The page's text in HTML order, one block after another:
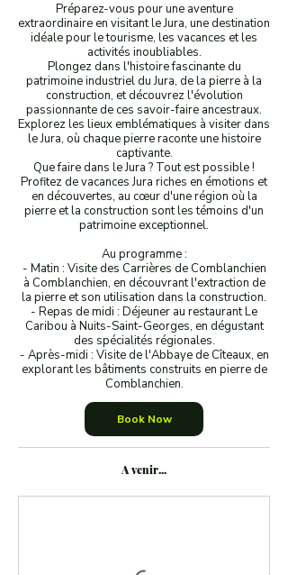
Préparez-vous pour une aventure
extraordinaire en visitant le Jura, une destination
idéale pour le tourisme, les vacances et les
activités inoubliables.
Plongez dans l'histoire fascinante du
patrimoine industriel du Jura, de la pierre à la
construction, et découvrez l'évolution
passionnante de ces savoir-faire ancestraux.
Explorez les lieux emblématiques à visiter dans
le Jura, où chaque pierre raconte une histoire
captivante.
Que faire dans le Jura ? Tout est possible !
Profitez de vacances Jura riches en émotions et
en découvertes, au cœur d'une région où la
pierre et la construction sont les témoins d'un
patrimoine exceptionnel.
Au programme :
- Matin : Visite des Carrières de Comblanchien
à Comblanchien, en découvrant l'extraction de
la pierre et son utilisation dans la construction.
- Repas de midi : Déjeuner au restaurant Le
Caribou à Nuits-Saint-Georges, en dégustant
des spécialités régionales.
- Après-midi : Visite de l'Abbaye de Cîteaux, en
explorant les bâtiments construits en pierre de
Book Now
A venir...